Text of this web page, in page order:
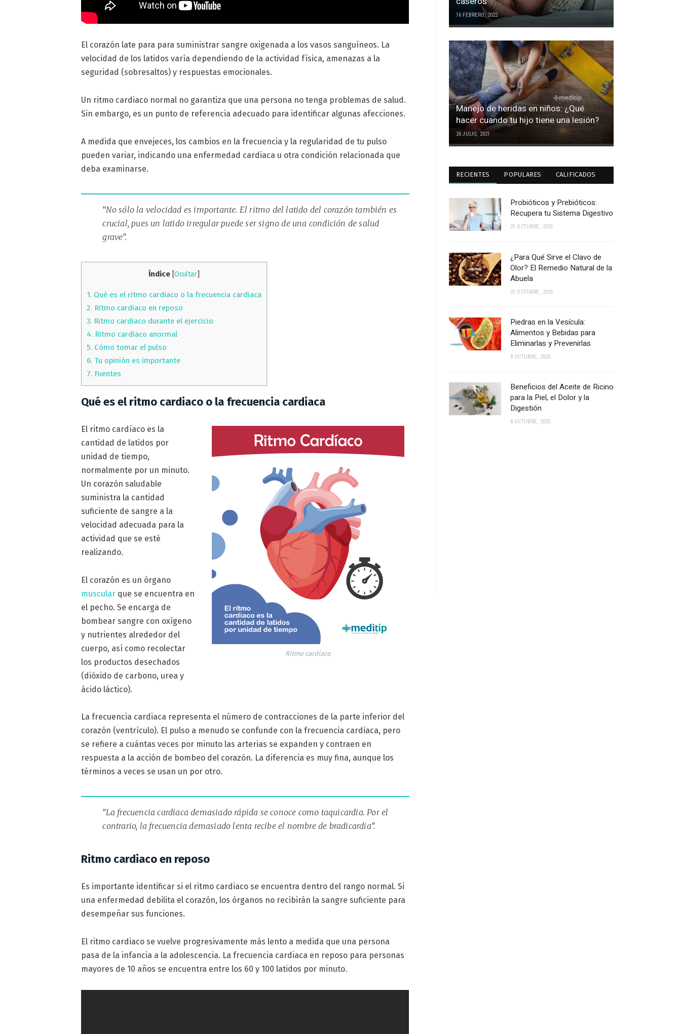
El corazón late para para suministrar sangre oxigenada a los vasos sanguíneos. La
velocidad de los latidos varía dependiendo de la actividad física, amenazas a la
seguridad (sobresaltos) y respuestas emocionales.
Un ritmo cardiaco normal no garantiza que una persona no tenga problemas de salud.
Sin embargo, es un punto de referencia adecuado para identificar algunas afecciones.
A medida que envejeces, los cambios en la frecuencia y la regularidad de tu pulso
pueden variar, indicando una enfermedad cardiaca u otra condición relacionada que
deba examinarse.
“No sólo la velocidad es importante. El ritmo del latido del corazón también es
crucial, pues un latido irregular puede ser signo de una condición de salud
grave”.
Índice [Ocultar]
1. Qué es el ritmo cardiaco o la frecuencia cardiaca
2. Ritmo cardiaco en reposo
3. Ritmo cardiaco durante el ejercicio
4. Ritmo cardiaco anormal
5. Cómo tomar el pulso
6. Tu opinión es importante
7. Fuentes
Qué es el ritmo cardiaco o la frecuencia cardiaca
Ritmo cardíaco
El ritmo cardíaco es la
cantidad de latidos por
unidad de tiempo,
normalmente por un minuto.
Un corazón saludable
suministra la cantidad
suficiente de sangre a la
velocidad adecuada para la
actividad que se esté
realizando.
El corazón es un órgano
muscular que se encuentra en
el pecho. Se encarga de
bombear sangre con oxígeno
y nutrientes alrededor del
cuerpo, así como recolectar
los productos desechados
(dióxido de carbono, urea y
ácido láctico).
La frecuencia cardiaca representa el número de contracciones de la parte inferior del
corazón (ventrículo). El pulso a menudo se confunde con la frecuencia cardiaca, pero
se refiere a cuántas veces por minuto las arterias se expanden y contraen en
respuesta a la acción de bombeo del corazón. La diferencia es muy fina, aunque los
términos a veces se usan un por otro.
“La frecuencia cardiaca demasiado rápida se conoce como taquicardia. Por el
contrario, la frecuencia demasiado lenta recibe el nombre de bradicardia”.
Ritmo cardiaco en reposo
Es importante identificar si el ritmo cardiaco se encuentra dentro del rango normal. Si
una enfermedad debilita el corazón, los órganos no recibirán la sangre suficiente para
desempeñar sus funciones.
El ritmo cardiaco se vuelve progresivamente más lento a medida que una persona
pasa de la infancia a la adolescencia. La frecuencia cardiaca en reposo para personas
mayores de 10 años se encuentra entre los 60 y 100 latidos por minuto.
16 FEBRERO, 2022
Manejo de heridas en niños: ¿Qué
hacer cuando tu hijo tiene una lesión?
26 JULIO, 2021
RECIENTES POPULARES CALIFICADOS
Probióticos y Prebióticos:
Recupera tu Sistema Digestivo
21 OCTUBRE, 2025
¿Para Qué Sirve el Clavo de
Olor? El Remedio Natural de la
Abuela
21 OCTUBRE, 2025
Piedras en la Vesícula:
Alimentos y Bebidas para
Eliminarlas y Prevenirlas
8 OCTUBRE, 2025
Beneficios del Aceite de Ricino
para la Piel, el Dolor y la
Digestión
8 OCTUBRE, 2025